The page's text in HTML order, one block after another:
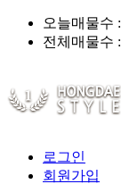
오늘매물수 :
전체매물수 :
로그인
회원가입